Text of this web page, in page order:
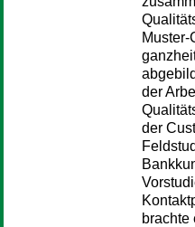
Muster-
der
der
brachte